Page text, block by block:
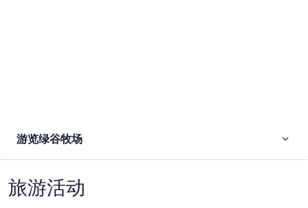
游览绿谷牧场
旅游活动